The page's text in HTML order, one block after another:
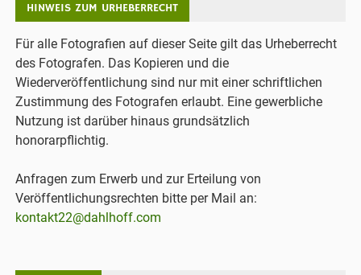
HINWEIS ZUM URHEBERRECHT
Für alle Fotografien auf dieser Seite gilt das Urheberrecht
des Fotografen. Das Kopieren und die
Wiederveröffentlichung sind nur mit einer schriftlichen
Zustimmung des Fotografen erlaubt. Eine gewerbliche
Nutzung ist darüber hinaus grundsätzlich
honorarpflichtig.
Anfragen zum Erwerb und zur Erteilung von
Veröffentlichungsrechten bitte per Mail an:
kontakt22@dahlhoff.com